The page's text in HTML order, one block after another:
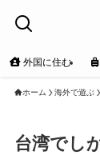
外国に住む
ホーム 海外で遊ぶ
台湾でし